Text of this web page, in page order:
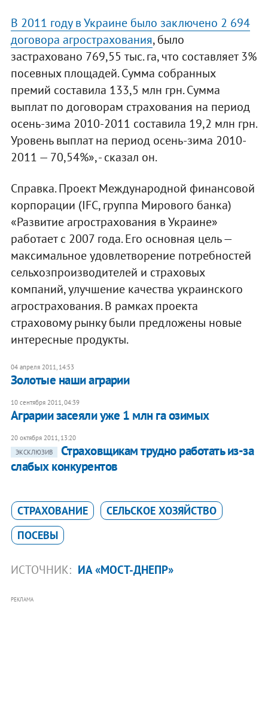
В 2011 году в Украине было заключено 2 694
договора агрострахования, было
застраховано 769,55 тыс. га, что составляет 3%
посевных площадей. Сумма собранных
премий составила 133,5 млн грн. Сумма
выплат по договорам страхования на период
осень-зима 2010-2011 составила 19,2 млн грн.
Уровень выплат на период осень-зима 2010-
2011 — 70,54%», - сказал он.
Справка. Проект Международной финансовой
корпорации (IFC, группа Мирового банка)
«Развитие агрострахования в Украине»
работает с 2007 года. Его основная цель —
максимальное удовлетворение потребностей
сельхозпроизводителей и страховых
компаний, улучшение качества украинского
агрострахования. В рамках проекта
страховому рынку были предложены новые
интересные продукты.
04 апреля 2011, 14:53
Золотые наши аграрии
10 сентября 2011, 04:39
Аграрии засеяли уже 1 млн га озимых
20 октября 2011, 13:20
ЭКСКЛЮЗИВ
Страховщикам трудно работать из-за
слабых конкурентов
СТРАХОВАНИЕ
СЕЛЬСКОЕ ХОЗЯЙСТВО
ПОСЕВЫ
ИСТОЧНИК: ИА «МОСТ-ДНЕПР»
РЕКЛАМА